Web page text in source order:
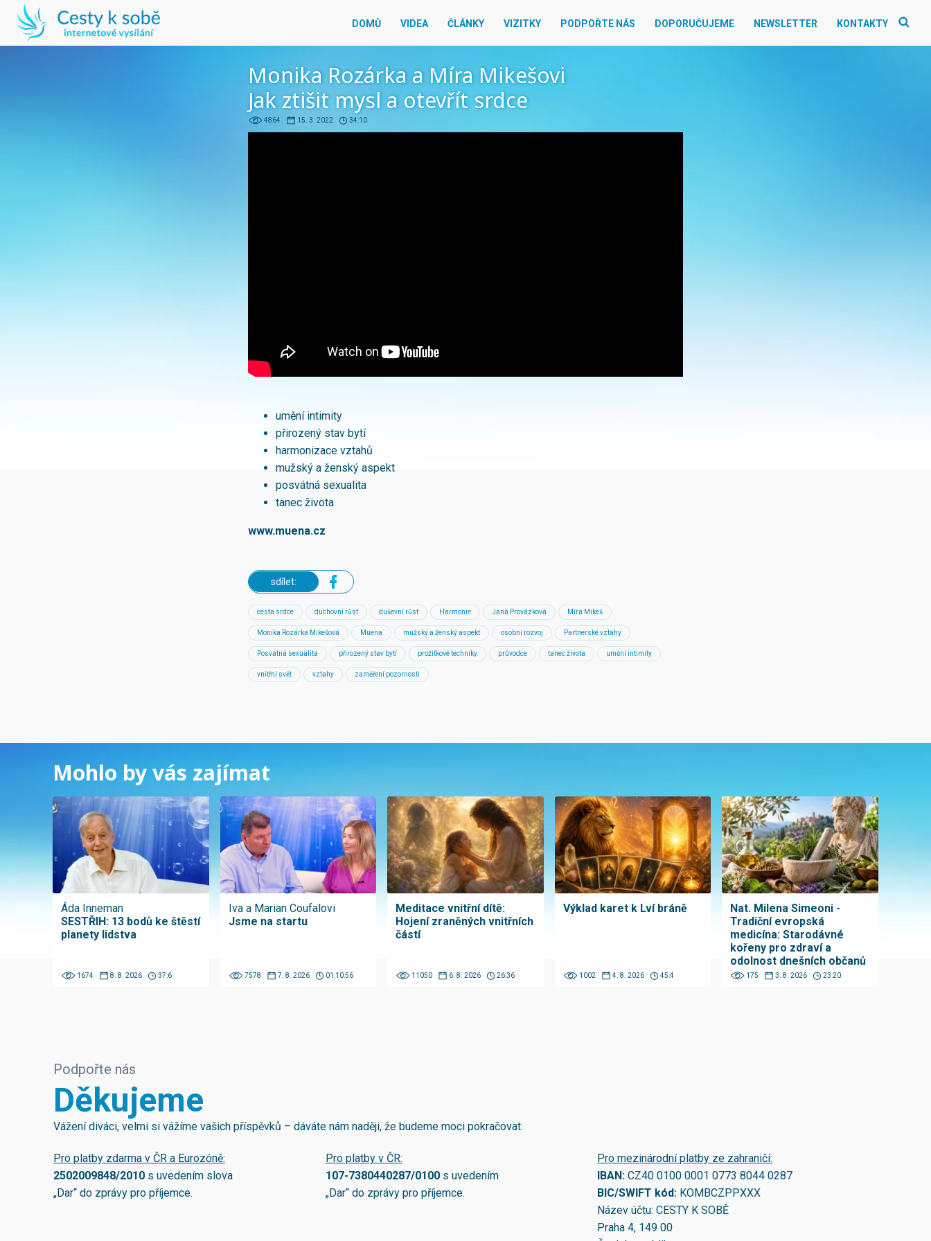
DOMŮ VIDEA ČLÁNKY VIZITKY PODPOŘTE NÁS DOPORUČUJEME NEWSLETTER KONTAKTY
Monika Rozárka a Míra Mikešovi
Jak ztišit mysl a otevřít srdce
4864 15. 3. 2022 34:10
umění intimity
přirozený stav bytí
harmonizace vztahů
mužský a ženský aspekt
posvátná sexualita
tanec života
www.muena.cz
sdílet:
cesta srdce duchovní růst duševní růst Harmonie Jana Provázková Míra Mikeš
Monika Rozárka Mikešová Muena mužský a ženský aspekt osobní rozvoj Partnerské vztahy
Posvátná sexualita přirozený stav bytí prožitkové techniky průvodce tanec života umění intimity
vnitřní svět vztahy zaměření pozornosti
Mohlo by vás zajímat
Áda Inneman
SESTŘIH: 13 bodů ke štěstí
planety lidstva
1674 8. 8. 2026 37:6
Iva a Marian Coufalovi
Jsme na startu
7578 7. 8. 2026 01:10:56
Meditace vnitřní dítě:
Hojení zraněných vnitřních
částí
11050 6. 8. 2026 26:36
Výklad karet k Lví bráně
1002 4. 8. 2026 45:4
Nat. Milena Simeoni -
Tradiční evropská
medicína: Starodávné
kořeny pro zdraví a
odolnost dnešních občanů
175 3. 8. 2026 23:20
Podpořte nás
Děkujeme
Vážení diváci, velmi si vážíme vašich příspěvků – dáváte nám naději, že budeme moci pokračovat.
Pro platby zdarma v ČR a Eurozóně:
2502009848/2010 s uvedením slova
„Dar“ do zprávy pro příjemce.
Pro platby v ČR:
107-7380440287/0100s uvedením
„Dar“ do zprávy pro příjemce.
Pro mezinárodní platby ze zahraničí:
IBAN:CZ40 0100 0001 0773 8044 0287
BIC/SWIFT kód: KOMBCZPPXXX
Název účtu: CESTY K SOBĚ
Praha 4, 149 00